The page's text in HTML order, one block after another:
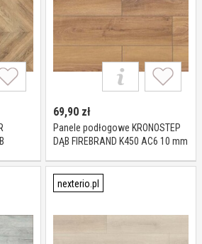
69,90 zł
Panele podłogowe KRONOSTEP
DĄB FIREBRAND K450 AC6 10 mm
nexterio.pl